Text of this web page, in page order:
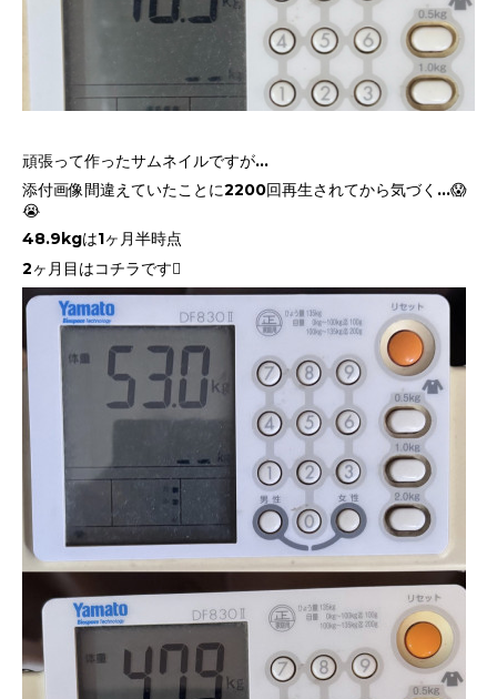
頑張って作ったサムネイルですが…
添付画像間違えていたことに2200回再生されてから気づく…😱
😭
48.9kgは1ヶ月半時点
2ヶ月目はコチラです🫩